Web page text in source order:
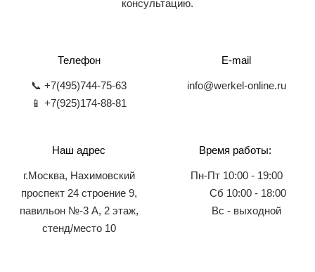
консультацию.
Телефон
📞 +7(495)744-75-63
📱 +7(925)174-88-81
E-mail
info@werkel-online.ru
Наш адрес
г.Москва, Нахимовский
проспект 24 строение 9,
павильон №-3 А, 2 этаж,
стенд/место 10
Время работы:
Пн-Пт 10:00 - 19:00
Сб 10:00 - 18:00
Вс - выходной